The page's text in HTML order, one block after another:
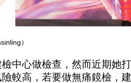
）
中心做檢查，然而近期她
較高，若要做無痛鏡檢，